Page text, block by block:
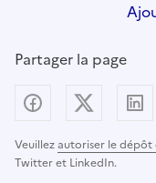
Partager la page
Veuillezautoriser le dépôt
Twitter et LinkedIn.
Partager sur